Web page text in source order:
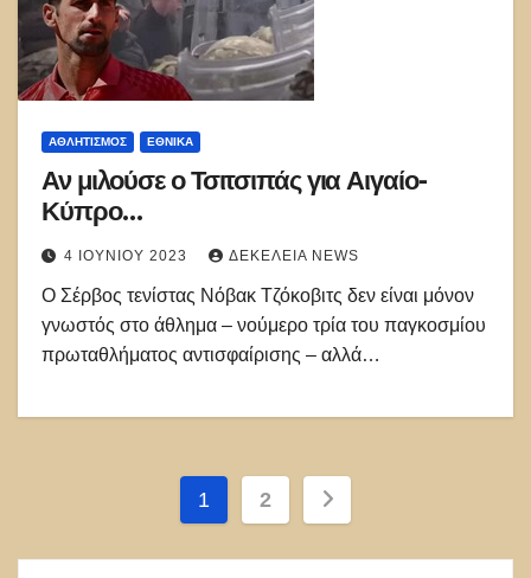
ΑΘΛΗΤΙΣΜΌΣ ΕΘΝΙΚΑ
Αν μιλούσε ο Τσιτσιπάς για Αιγαίο-
Κύπρο…
4 ΙΟΥΝΊΟΥ 2023 ΔΕΚΈΛΕΙΑ NEWS
Ο Σέρβος τενίστας Νόβακ Τζόκοβιτς δεν είναι μόνον
γνωστός στο άθλημα – νούμερο τρία του παγκοσμίου
πρωταθλήματος αντισφαίρισης – αλλά…
Σελιδοποίηση
άρθρων
1 2